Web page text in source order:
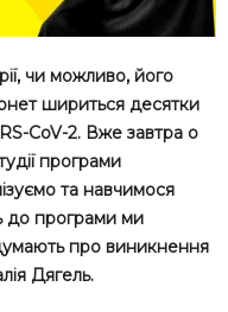
чи можливо, його
шириться десятки
CoV-2. Вже завтра о
програми
та навчимося
до програми ми
про виникнення
Дягель.